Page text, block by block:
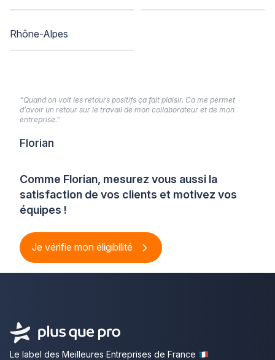
Rhône-Alpes
Comme Florian, mesurez vous aussi la
satisfaction de vos clients et motivez vos
équipes !
Je vérifie mon éligibilité
“Quand on voit les retours positifs ça fait plaisir. Ca me permet
d’avoir un retour sur le travail de mon collaborateur et de mon
entreprise.”
Florian
Le label des Meilleures Entreprises de France